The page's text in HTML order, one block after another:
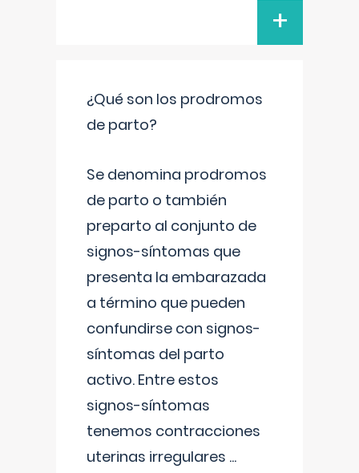
+
¿Qué son los prodromos
de parto?
Se denomina prodromos
de parto o también
preparto al conjunto de
signos-síntomas que
presenta la embarazada
a término que pueden
confundirse con signos-
síntomas del parto
activo. Entre estos
signos-síntomas
tenemos contracciones
uterinas irregulares ...